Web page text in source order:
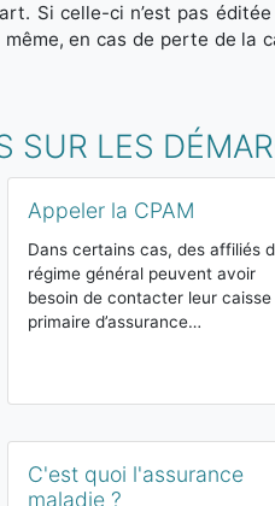
Si celle-ci n’est pas
en cas de perte de la
SUR LES
Appeler la CPAM
Dans certains cas, des affiliés
régime général peuvent avoir
besoin de contacter leur caisse
primaire d’assurance…
C'est quoi l'assurance
maladie ?